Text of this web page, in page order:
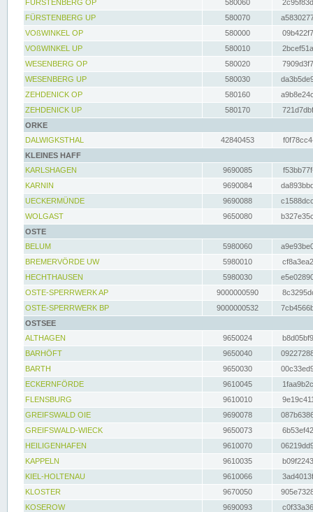
FÜRSTENBERG OP
580060
FÜRSTENBERG UP
580070
VOßWINKEL OP
580000
VOßWINKEL UP
580010
WESENBERG OP
580020
WESENBERG UP
580030
ZEHDENICK OP
580160
ZEHDENICK UP
580170
ORKE
DALWIGKSTHAL
42840453
KLEINES HAFF
KARLSHAGEN
9690085
KARNIN
9690084
UECKERMÜNDE
9690088
WOLGAST
9650080
OSTE
BELUM
5980060
BREMERVÖRDE UW
5980010
HECHTHAUSEN
5980030
OSTE-SPERRWERK AP
9000000590
OSTE-SPERRWERK BP
9000000532
OSTSEE
ALTHAGEN
9650024
BARHÖFT
9650040
BARTH
9650030
ECKERNFÖRDE
9610045
FLENSBURG
9610010
GREIFSWALD OIE
9690078
GREIFSWALD-WIECK
9650073
HEILIGENHAFEN
9610070
KAPPELN
9610035
KIEL-HOLTENAU
9610066
KLOSTER
9670050
KOSEROW
9690093